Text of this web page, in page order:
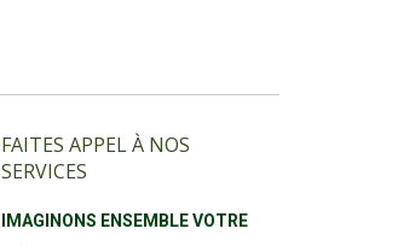
FAITES APPEL À NOS
SERVICES
IMAGINONS ENSEMBLE VOTRE